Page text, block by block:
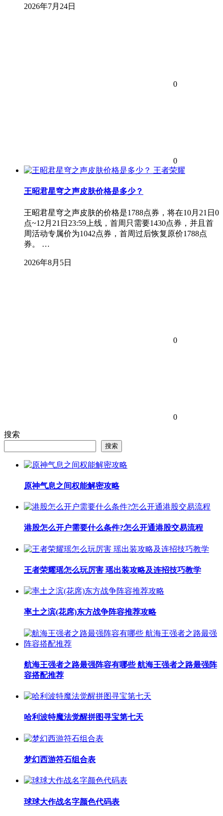
2026年7月24日
0
0
王者荣耀
王昭君星穹之声皮肤价格是多少？
王昭君星穹之声皮肤的价格是1788点券，将在10月21日0
点~12月21日23:59上线，首周只需要1430点券，并且首
周活动专属价为1042点券，首周过后恢复原价1788点
券。 …
2026年8月5日
0
0
搜索
搜索
原神气息之间权能解密攻略
港股怎么开户需要什么条件?怎么开通港股交易流程
王者荣耀瑶怎么玩厉害 瑶出装攻略及连招技巧教学
率土之滨(花席)东方战争阵容推荐攻略
航海王强者之路最强阵容有哪些 航海王强者之路最强阵
容搭配推荐
哈利波特魔法觉醒拼图寻宝第七天
梦幻西游符石组合表
球球大作战名字颜色代码表